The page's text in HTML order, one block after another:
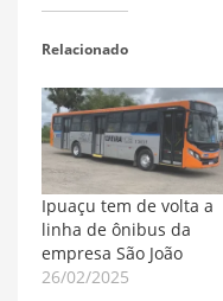
Relacionado
Ipuaçu tem de volta a
linha de ônibus da
empresa São João
26/02/2025